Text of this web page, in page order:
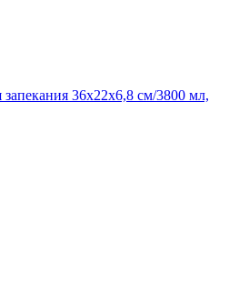
36х22x6,8 см/3800 мл,